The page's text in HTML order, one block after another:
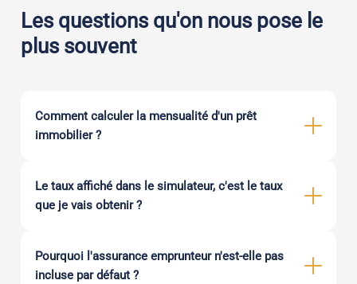
Les questions qu'on nous pose le
plus souvent
Comment calculer la mensualité d'un prêt
immobilier ?
Le taux affiché dans le simulateur, c'est le taux
que je vais obtenir ?
Pourquoi l'assurance emprunteur n'est-elle pas
incluse par défaut ?